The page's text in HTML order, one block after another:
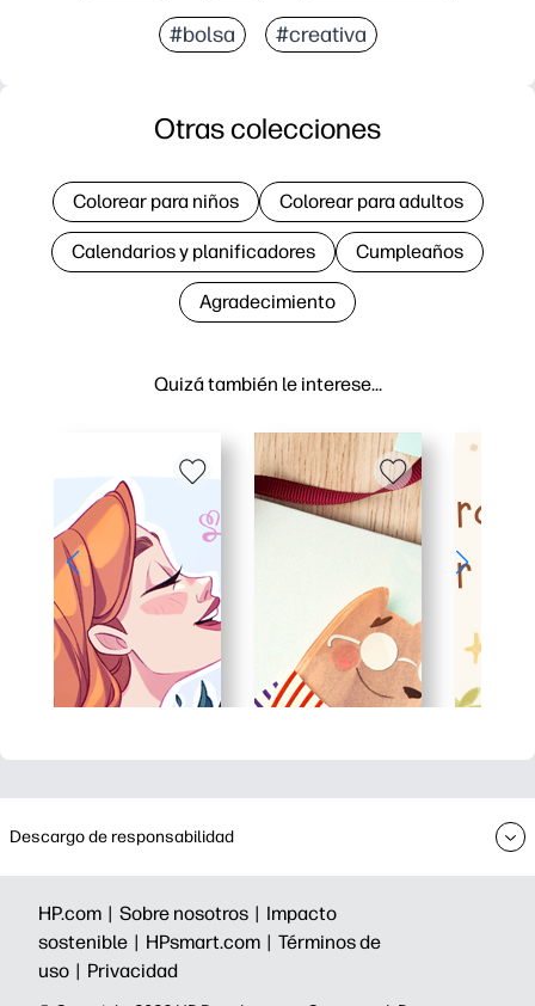
#bolsa #creativa
Quizá también le interese…
Otras colecciones
Colorear para niños Colorear para adultos
Calendarios y planificadores Cumpleaños
Agradecimiento
Descargo de responsabilidad
HP.com | Sobre nosotros | Impacto
sostenible | HPsmart.com | Términos de
uso | Privacidad